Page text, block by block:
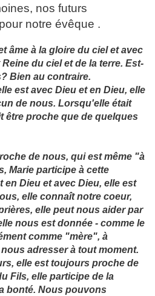
nos futurs
notre évêque .
âme à la gloire du ciel et avec
du ciel et de la terre. Est-
Bien au contraire.
est avec Dieu et en Dieu, elle
de nous. Lorsqu'elle était
être proche que de quelques
de nous, qui est même "à
Marie participe à cette
en Dieu et avec Dieu, elle est
elle connaît notre coeur,
elle peut nous aider par
nous est donnée - comme le
comme "mère", à
adresser à tout moment.
elle est toujours proche de
Fils, elle participe de la
bonté. Nous pouvons